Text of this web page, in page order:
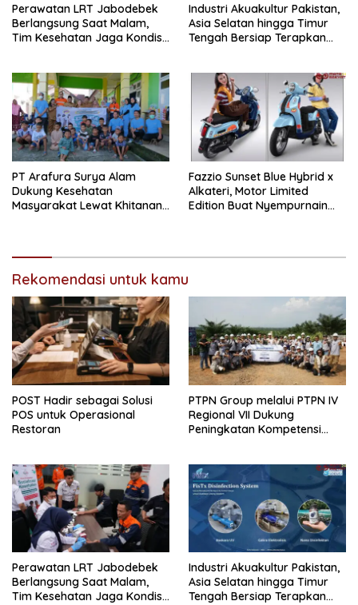
Perawatan LRT Jabodebek
Berlangsung Saat Malam,
Tim Kesehatan Jaga Kondisi
Industri Akuakultur Pakistan,
Asia Selatan hingga Timur
Tengah Bersiap Terapkan
PT Arafura Surya Alam
Dukung Kesehatan
Masyarakat Lewat Khitanan
Fazzio Sunset Blue Hybrid x
Alkateri, Motor Limited
Edition Buat Nyempurnain
Rekomendasi untuk kamu
POST Hadir sebagai Solusi
POS untuk Operasional
Restoran
PTPN Group melalui PTPN IV
Regional VII Dukung
Peningkatan Kompetensi
Way Kanan
Perawatan LRT Jabodebek
Berlangsung Saat Malam,
Tim Kesehatan Jaga Kondisi
Industri Akuakultur Pakistan,
Asia Selatan hingga Timur
Tengah Bersiap Terapkan